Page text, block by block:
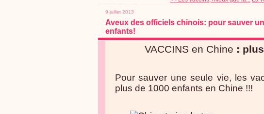
9 juillet 2013
Aveux des officiels chinois: pour sauver
enfants!
VACCINS en Chine :
Pour sauver une seule vie, les
plus de 1000 enfants en Chine !!!